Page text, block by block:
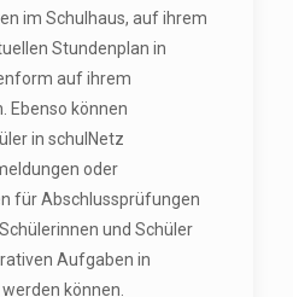
im Schulhaus, auf ihrem
Stundenplan in
auf ihrem
Ebenso können
in schulNetz
oder
für Abschlussprüfungen
und Schüler
Aufgaben in
können.